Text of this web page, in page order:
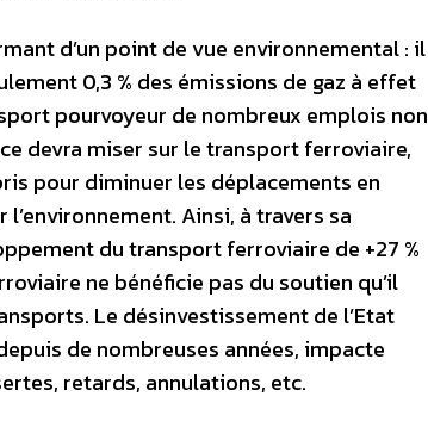
d’un point de vue environnemental : il
0,3 % des émissions de gaz à effet
pourvoyeur de nombreux emplois non
devra miser sur le transport ferroviaire,
pour diminuer les déplacements en
Ainsi, à travers sa
du transport ferroviaire de +27 %
ne bénéficie pas du soutien qu’il
Le désinvestissement de l’Etat
de nombreuses années, impacte
retards, annulations, etc.